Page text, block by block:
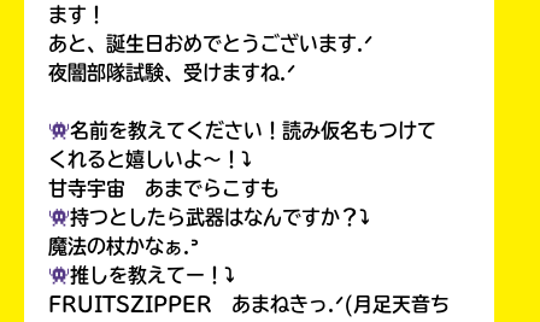
ます！
あと、誕生日おめでとうございます.ᐟ
夜闇部隊試験、受けますね.ᐟ
名前を教えてください！読み仮名もつけて
くれると嬉しいよ〜！⤵︎
甘寺宇宙 あまでらこすも
持つとしたら武器はなんですか？⤵︎
魔法の杖かなぁ.ᐣ
推しを教えてー！⤵︎
FRUITSZIPPER あまねきっ.ᐟ(月足天音ち